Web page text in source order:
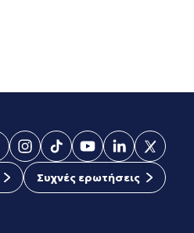
Συχνές ερωτήσεις